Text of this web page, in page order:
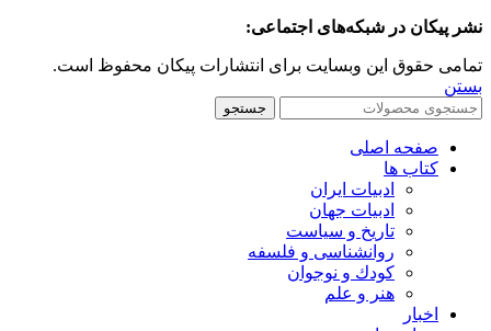
نشر پیکان در شبکه‌های اجتماعی:
تمامی حقوق این وبسایت برای انتشارات پیکان محفوظ است.
بستن
جستجو
صفحه اصلی
کتاب ها
ادبیات ایران
ادبیات جهان
تاریخ و سیاست
روانشناسی و فلسفه
کودك و نوجوان
هنر و علم
اخبار